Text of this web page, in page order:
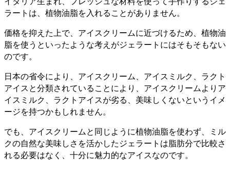
ラートは、植物油脂を入れることがありません。
価格を抑えた上で、アイスクリームに近づけるため、植物油
脂を使うといったような考えがジェラートにはそもそもない
のです。
日本の省令により、アイスクリーム、アイスミルク、ラクト
アイスと分類されていることにより、アイスクリームよりア
イスミルク、ラクトアイスが劣る、美味しくないというイメ
ージを持つかもしれません。
でも、アイスクリームと同じように植物油脂を使わず、ミル
クの自然な美味しさを活かしたジェラートは脂肪分で比較さ
れる必要はなく、十分に魅力的なアイスなのです。